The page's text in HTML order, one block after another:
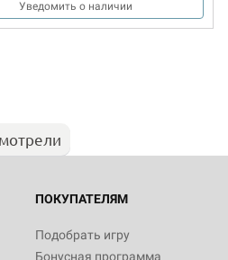
Уведомить о наличии
ПОКУПАТЕЛЯМ
Подобрать игру
Бонусная программа